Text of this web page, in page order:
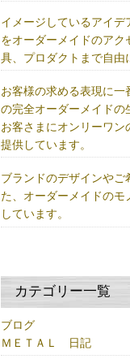
イメージしているアイデ
をオーダーメイドのアク
具、プロダクトまで自由
お客様の求める表現に一
の完全オーダーメイドの
お客さまにオンリーワン
提供しています。
ブランドのデザインやご
た、オーダーメイドのモ
しています。
カテゴリー一覧
ブログ
ＭＥＴＡＬ 日記